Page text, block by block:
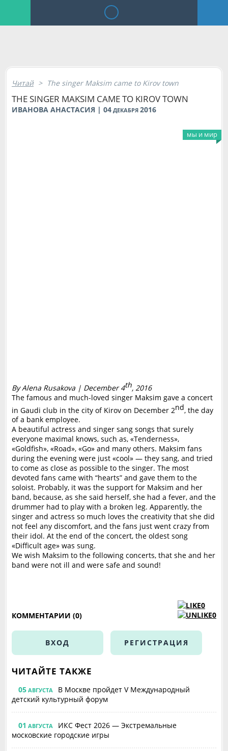
Читай > The singer Maksim came to Kirov town
THE SINGER MAKSIM CAME TO KIROV TOWN
ИВАНОВА АНАСТАСИЯ | 04 ДЕКАБРЯ 2016
мы и мир
By Alena Rusakova | December 4th, 2016
The famous and much-loved singer Maksim gave a concert
in Gaudi club in the city of Kirov on December 2nd, the day
of a bank employee.
A beautiful actress and singer sang songs that surely
everyone maximal knows, such as, «Tenderness»,
«Goldfish», «Road», «Go» and many others. Maksim fans
during the evening were just «cool» — they sang, and tried
to come as close as possible to the singer. The most
devoted fans came with “hearts” and gave them to the
soloist. Probably, it was the support for Maksim and her
band, because, as she said herself, she had a fever, and the
drummer had to play with a broken leg. Apparently, the
singer and actress so much loves the creativity that she did
not feel any discomfort, and the fans just went crazy from
their idol. At the end of the concert, the oldest song
«Difficult age» was sung.
We wish Maksim to the following concerts, that she and her
band were not ill and were safe and sound!
0
0
КОММЕНТАРИИ (0)
ВХОД РЕГИСТРАЦИЯ
ЧИТАЙТЕ ТАКЖЕ
05 АВГУСТА
В Москве пройдет V Международный
детский культурный форум
01 АВГУСТА
ИКС Фест 2026 — Экстремальные
московские городские игры